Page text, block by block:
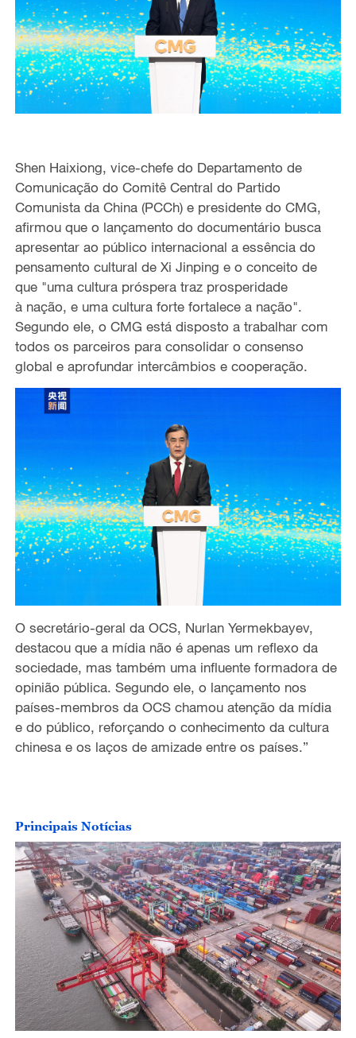
Shen Haixiong, vice-chefe do Departamento de
Comunicação do Comitê Central do Partido
Comunista da China (PCCh) e presidente do CMG,
afirmou que o lançamento do documentário busca
apresentar ao público internacional a essência do
pensamento cultural de Xi Jinping e o conceito de
que "uma cultura próspera traz prosperidade
ànação, e uma cultura forte fortalece anação".
Segundo ele, o CMG está disposto a trabalhar com
todos os parceiros para consolidar o consenso
global eaprofundar intercâmbios e cooperação.
O secretário-geral da OCS, Nurlan Yermekbayev,
destacou que a mídia não é apenas um reflexo da
sociedade, mas também uma influente formadora de
opinião pública. Segundo ele, o lançamento nos
países-membros da OCS chamou atenção da mídia
e do público, reforçando o conhecimento da cultura
chinesa e os laços de amizade entre os países.”
Principais Notícias